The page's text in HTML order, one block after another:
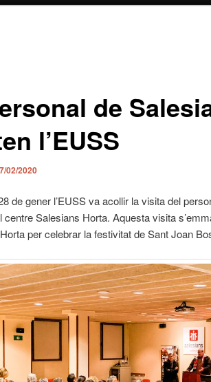
de
l’EUSS
02/2020
de gener l’EUSS va acollir la visita del
centre Salesians Horta. Aquesta visita
per celebrar la festivitat de Sant Joan